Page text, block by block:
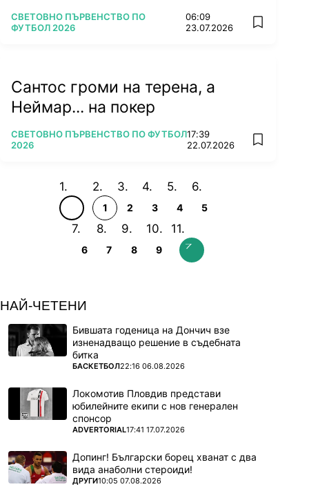
ПОВЕЧЕ ОТ
СВЕТОВНО ПЪРВЕНСТВО ПО
ФУТБОЛ 2026
06:09
23.07.2026
add
Сантос громи на терена, а
Неймар... на покер
ПОВЕЧЕ ОТ
СВЕТОВНО ПЪРВЕНСТВО ПО ФУТБОЛ
2026
17:39
22.07.2026
add
1 2 3 4 5
6 7 8 9
НАЙ-ЧЕТЕНИ
Бившата годеница на Дончич взе
изненадващо решение в съдебната
битка
ПОВЕЧЕ ОТ
БАСКЕТБОЛ22:16 06.08.2026
Локомотив Пловдив представи
юбилейните екипи с нов генерален
спонсор
ПОВЕЧЕ ОТ
ADVERTORIAL17:41 17.07.2026
Допинг! Български борец хванат с два
вида анаболни стероиди!
ПОВЕЧЕ ОТ
ДРУГИ10:05 07.08.2026